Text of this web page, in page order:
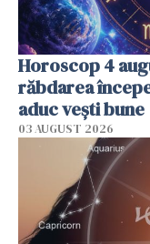
Horoscop 4
răbdarea
aduc vești bune
03 AUGUST 2026